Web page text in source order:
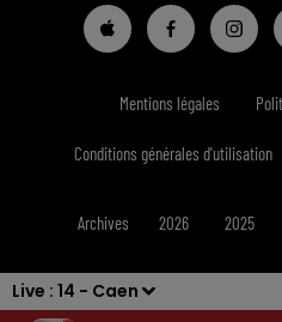
Live : 14 - Caen
Mentions légales
Conditions générales d'utilisation
Archives 2026 2025